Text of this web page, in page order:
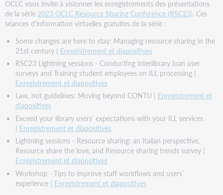
OCLC vous invite à visionner les enregistrements des présentations
de la série 2023 OCLC Resource Sharing Conference (RSC23). Ces
séances d'information virtuelles gratuites de la série :
Some changes are here to stay: Managing resource sharing in the
21st century | Enregistrement et diapositives
RSC23 Lightning sessions - Conducting interlibrary loan user
surveys and Training student employees on ILL processing |
Enregistrement et diapositives
Law, not guidelines: Moving beyond CONTU | Enregistrement et
diapositives
Exceed your library users’ expectations with your ILL services
| Enregistrement et diapositives
Lightning sessions - Resource sharing: an Italian perspective,
Resource share the love, and Resource sharing trends survey |
Enregistrement et diapositives
Workshop - Tips to improve staff workflows and users’
experience | Enregistrement et diapositives